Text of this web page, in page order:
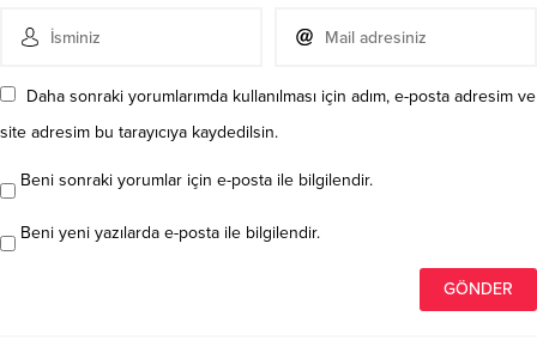
Daha sonraki yorumlarımda kullanılması için adım, e-posta adresim ve
site adresim bu tarayıcıya kaydedilsin.
Beni sonraki yorumlar için e-posta ile bilgilendir.
Beni yeni yazılarda e-posta ile bilgilendir.